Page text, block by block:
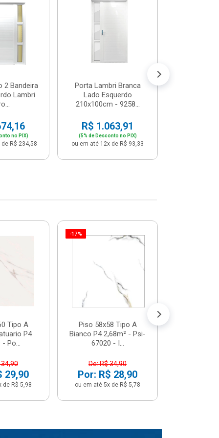
2 Bandeira
Lambri
no PIX)
R$ 234,58
Porta Lambri Branca
Lado Esquerdo
210x100cm - 9258...
R$ 1.063,91
(5% de Desconto no PIX)
ou em até 12x de R$ 93,33
Tipo A
P4
- Po...
34,90
29,90
de R$ 5,98
-17%
Piso 58x58 Tipo A
Bianco P4 2,68m² - Psi-
67020 - I...
De: R$ 34,90
Por: R$ 28,90
ou em até 5x de R$ 5,78